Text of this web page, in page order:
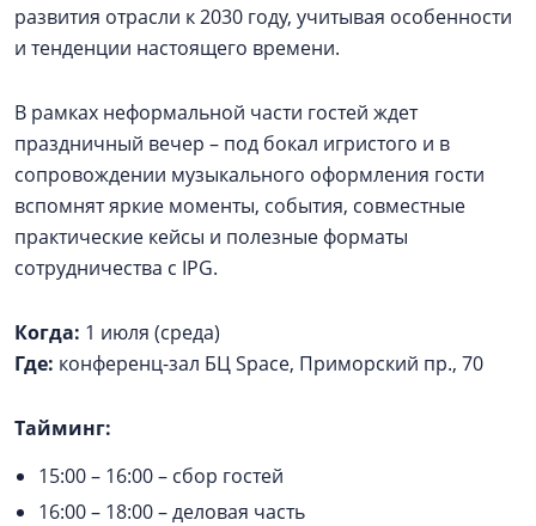
развития отрасли к 2030 году, учитывая особенности
и тенденции настоящего времени.
В рамках неформальной части гостей ждет
праздничный вечер – под бокал игристого и в
сопровождении музыкального оформления гости
вспомнят яркие моменты, события, совместные
практические кейсы и полезные форматы
сотрудничества с IPG.
Когда: 1 июля (среда)
Где: конференц-зал БЦ Space, Приморский пр., 70
Тайминг:
15:00 – 16:00 – сбор гостей
16:00 – 18:00 – деловая часть